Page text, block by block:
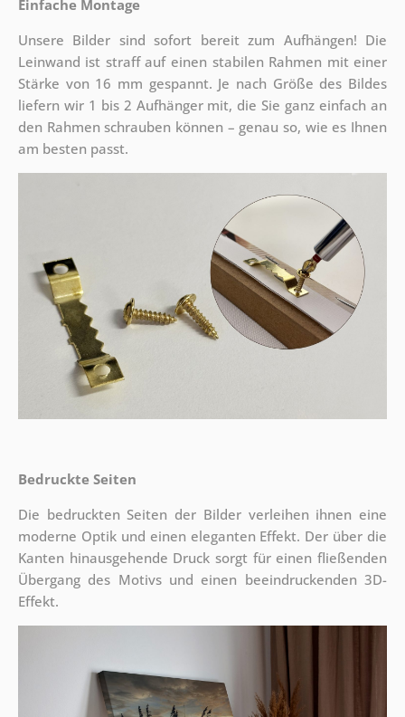
Einfache Montage
Unsere Bilder sind sofort bereit zum Aufhängen! Die
Leinwand ist straff auf einen stabilen Rahmen mit einer
Stärke von 16 mm gespannt. Je nach Größe des Bildes
liefern wir 1 bis 2 Aufhänger mit, die Sie ganz einfach an
den Rahmen schrauben können – genau so, wie es Ihnen
am besten passt.
Bedruckte Seiten
Die bedruckten Seiten der Bilder verleihen ihnen eine
moderne Optik und einen eleganten Effekt. Der über die
Kanten hinausgehende Druck sorgt für einen fließenden
Übergang des Motivs und einen beeindruckenden 3D-
Effekt.